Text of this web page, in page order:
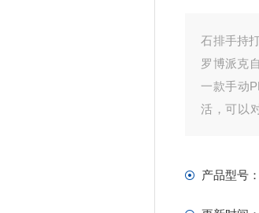
石排手持
罗博派克
一款手动
活，可以
产品型号：